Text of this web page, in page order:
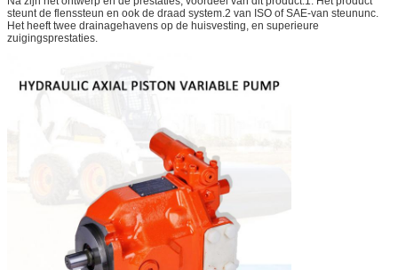
steunt de flenssteun en ook de draad system.2 van ISO of SAE-van steununc.
Het heeft twee drainagehavens op de huisvesting, en superieure
zuigingsprestaties.